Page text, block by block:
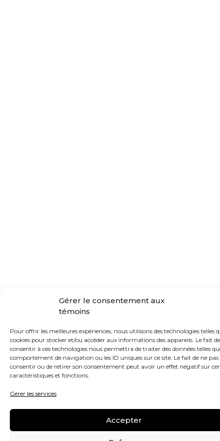
Gérer le consentement aux
témoins
Pour offrir les meilleures expériences, nous utilisons des technologies telles
cookies pour stocker et/ou accéder aux informations des appareils. Le fait de
consentir à ces technologies nous permettra de traiter des données telles
comportement de navigation ou les ID uniques sur ce site. Le fait de ne pas
consentir ou de retirer son consentement peut avoir un effet négatif sur
caractéristiques et fonctions.
Gérer les services
Accepter